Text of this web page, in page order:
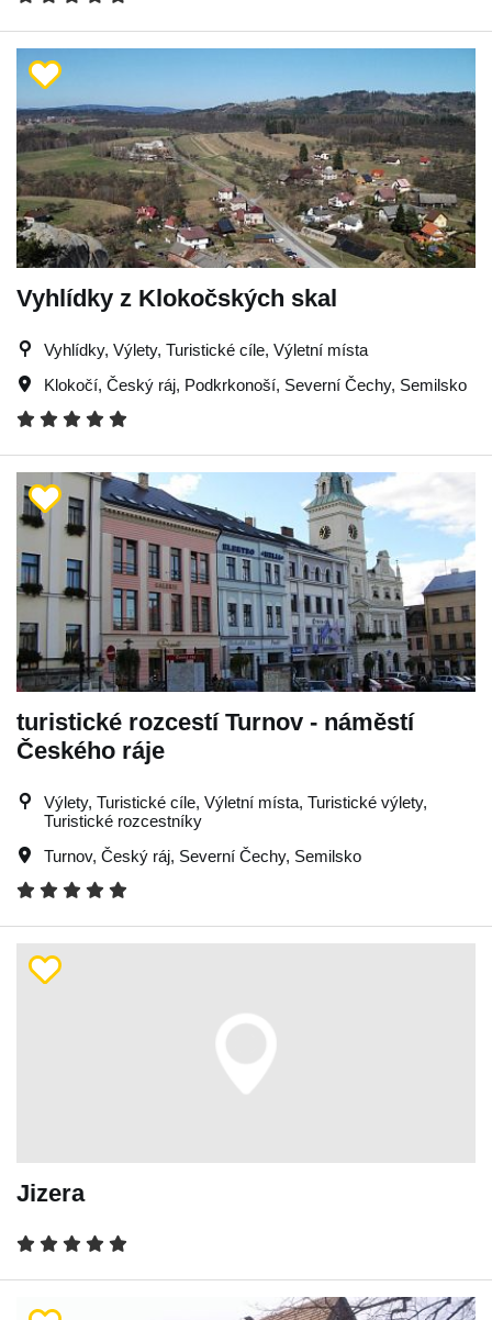
Vyhlídky z Klokočských skal
Vyhlídky, Výlety, Turistické cíle, Výletní místa
Klokočí, Český ráj, Podkrkonoší, Severní Čechy, Semilsko
turistické rozcestí Turnov - náměstí
Českého ráje
Výlety, Turistické cíle, Výletní místa, Turistické výlety,
Turistické rozcestníky
Turnov, Český ráj, Severní Čechy, Semilsko
Jizera